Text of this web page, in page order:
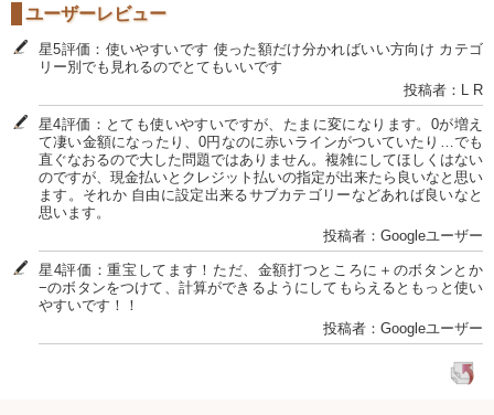
ユーザーレビュー
星5評価：使いやすいです 使った額だけ分かればいい方向け カテゴ
リー別でも見れるのでとてもいいです
投稿者：L R
星4評価：とても使いやすいですが、たまに変になります。0が増え
て凄い金額になったり、0円なのに赤いラインがついていたり…でも
直ぐなおるので大した問題ではありません。複雑にしてほしくはない
のですが、現金払いとクレジット払いの指定が出来たら良いなと思い
ます。それか 自由に設定出来るサブカテゴリーなどあれば良いなと
思います。
投稿者：Googleユーザー
星4評価：重宝してます！ただ、金額打つところに＋のボタンとか
−のボタンをつけて、計算ができるようにしてもらえるともっと使い
やすいです！！
投稿者：Googleユーザー